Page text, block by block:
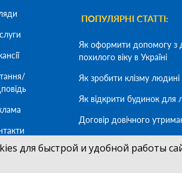
ПОПУЛЯРНІ СТАТТІ:
Як оформити допомогу з
похилого віку в Україні
Як зробити клізму людині
Як відкрити будинок для
Договір довічного
похилого віку
для быстрой и удобной работы